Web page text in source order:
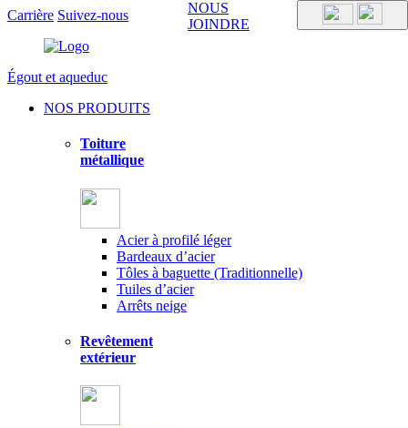
Carrière Suivez-nous
Égout et aqueduc
NOS PRODUITS
Toiture
métallique
Acier à profilé léger
Bardeaux d’acier
Tôles à baguette (Traditionnelle)
Tuiles d’acier
Arrêts neige
Revêtement
extérieur
NOUS
JOINDRE